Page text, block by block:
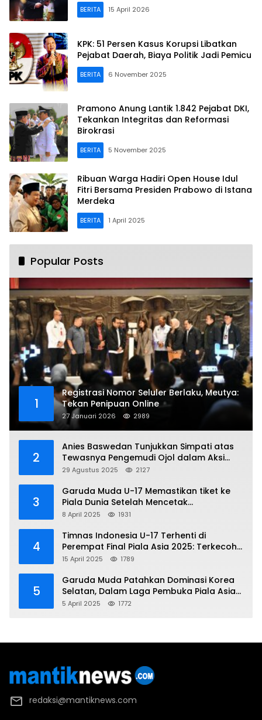
BERITA 15 April 2026
KPK: 51 Persen Kasus Korupsi Libatkan
Pejabat Daerah, Biaya Politik Jadi Pemicu
BERITA 6 November 2025
Pramono Anung Lantik 1.842 Pejabat DKI,
Tekankan Integritas dan Reformasi
Birokrasi
BERITA 5 November 2025
Ribuan Warga Hadiri Open House Idul
Fitri Bersama Presiden Prabowo di Istana
Merdeka
BERITA 1 April 2025
Popular Posts
1
Registrasi Nomor Seluler Berlaku, Meutya:
Tekan Penipuan Online
27 Januari 2026 2989
2
Anies Baswedan Tunjukkan Simpati atas
Tewasnya Pengemudi Ojol dalam Aksi
Demo
29 Agustus 2025 2127
3
Garuda Muda U-17 Memastikan tiket ke
Piala Dunia Setelah Mencetak
Kemenangan Gemilang atas Yaman 4-1 di
8 April 2025 1931
4
Timnas Indonesia U-17 Terhenti di
Perempat Final Piala Asia 2025: Terkecoh
Korea Utara
15 April 2025 1789
5
Garuda Muda Patahkan Dominasi Korea
Selatan, Dalam Laga Pembuka Piala Asia
2025 U-17
5 April 2025 1772
redaksi@mantiknews.com